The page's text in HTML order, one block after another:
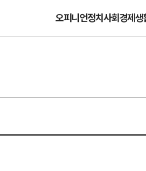
오피니언정치사회경제생